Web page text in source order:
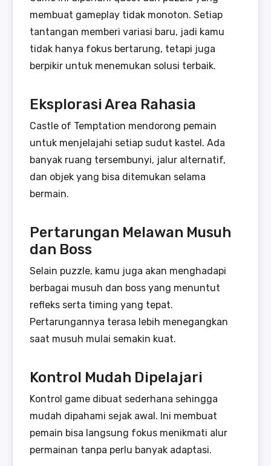
membuat gameplay tidak monoton. Setiap
tantangan memberi variasi baru, jadi kamu
tidak hanya fokus bertarung, tetapi juga
berpikir untuk menemukan solusi terbaik.
Eksplorasi Area Rahasia
Castle of Temptation mendorong pemain
untuk menjelajahi setiap sudut kastel. Ada
banyak ruang tersembunyi, jalur alternatif,
dan objek yang bisa ditemukan selama
bermain.
Pertarungan Melawan Musuh
dan Boss
Selain puzzle, kamu juga akan menghadapi
berbagai musuh dan boss yang menuntut
refleks serta timing yang tepat.
Pertarungannya terasa lebih menegangkan
saat musuh mulai semakin kuat.
Kontrol Mudah Dipelajari
Kontrol game dibuat sederhana sehingga
mudah dipahami sejak awal. Ini membuat
pemain bisa langsung fokus menikmati alur
permainan tanpa perlu banyak adaptasi.